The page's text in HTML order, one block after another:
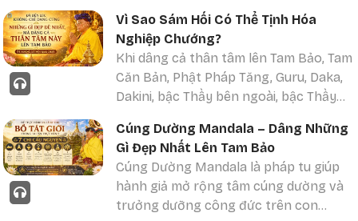
Thông qua "Quán đỉnh Quan Thế Âm",
Đức Pháp Vương khai thị con đường
trở về với tự tâm, nơi mỗi người đều có
sẵn nền tảng của tình thương yêu,
lòng từ bi, trí tuệ và sức mạnh nội tâm.
đại bi, đồng thời cũng là biểu tượng
đánh thức phẩm chất từ bi vốn có
trong mỗi chúng ta.
Vì Sao Sám Hối Có Thể Tịnh Hóa
Nghiệp Chướng?
Khi dâng cả thân tâm lên Tam Bảo, Tam
Căn Bản, Phật Pháp Tăng, Guru, Daka,
Dakini, bậc Thầy bên ngoài, bậc Thầy
biểu hiện của tâm xả ly, không còn
chấp trước vào thân giả tạm này. Đây
là bước thực hành quan trọng để
hướng đến giải thoát khỏi luân hồi đau
khổ.
Cúng Dường Mandala – Dâng Những
Gì Đẹp Nhất Lên Tam Bảo
Cúng Dường Mandala là pháp tu giúp
hành giả mở rộng tâm cúng dường và
trưởng dưỡng công đức trên con